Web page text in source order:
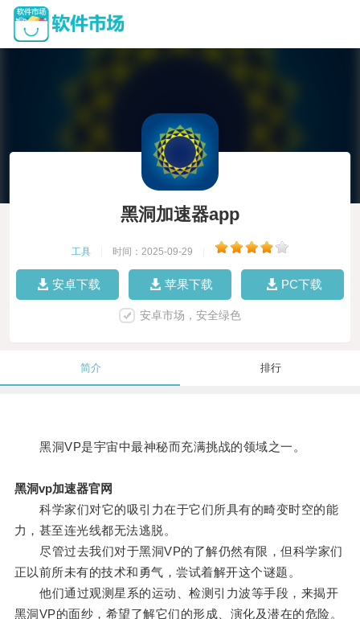
黑洞加速器app
工具 时间：2025-09-29
安卓下载 苹果下载 PC下载
安卓市场，安全绿色
简介 排行
黑洞VP是宇宙中最神秘而充满挑战的领域之一。
黑洞vp加速器官网
科学家们对它的吸引力在于它们所具有的畸变时空的能
力，甚至连光线都无法逃脱。
尽管过去我们对于黑洞VP的了解仍然有限，但科学家们
正以前所未有的技术和勇气，尝试着解开这个谜题。
他们通过观测星系的运动、检测引力波等手段，来揭开
黑洞VP的面纱，希望了解它们的形成、演化及潜在的危险。